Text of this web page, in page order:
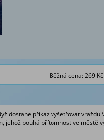
Běžná cena:269 Kč
dostane příkaz vyšetřovat
jehož pouhá přítomnost ve městě